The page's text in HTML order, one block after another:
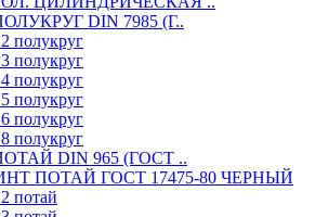
DIN 7985 (Г..
полукруг
полукруг
полукруг
полукруг
полукруг
полукруг
DIN 965 (ГОСТ ..
ПОТАЙ ГОСТ 17475-80 ЧЕРНЫЙ
потай